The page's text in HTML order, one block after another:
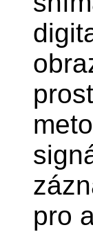
pro